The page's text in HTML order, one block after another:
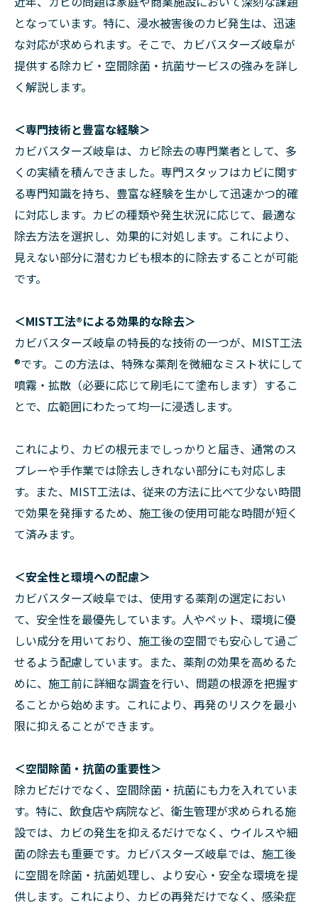
となっています。特に、浸水被害後のカビ発生は、迅速
な対応が求められます。そこで、カビバスターズ岐阜が
提供する除カビ・空間除菌・抗菌サービスの強みを詳し
く解説します。
＜専門技術と豊富な経験＞
カビバスターズ岐阜は、カビ除去の専門業者として、多
くの実績を積んできました。専門スタッフはカビに関す
る専門知識を持ち、豊富な経験を生かして迅速かつ的確
に対応します。カビの種類や発生状況に応じて、最適な
除去方法を選択し、効果的に対処します。これにより、
見えない部分に潜むカビも根本的に除去することが可能
です。
＜MIST工法®による効果的な除去＞
カビバスターズ岐阜の特長的な技術の一つが、MIST工法
®です。この方法は、特殊な薬剤を微細なミスト状にして
噴霧・拡散（必要に応じて刷毛にて塗布します）するこ
とで、広範囲にわたって均一に浸透します。
これにより、カビの根元までしっかりと届き、通常のス
プレーや手作業では除去しきれない部分にも対応しま
す。また、MIST工法は、従来の方法に比べて少ない時間
で効果を発揮するため、施工後の使用可能な時間が短く
て済みます。
＜安全性と環境への配慮＞
カビバスターズ岐阜では、使用する薬剤の選定におい
て、安全性を最優先しています。人やペット、環境に優
しい成分を用いており、施工後の空間でも安心して過ご
せるよう配慮しています。また、薬剤の効果を高めるた
めに、施工前に詳細な調査を行い、問題の根源を把握す
ることから始めます。これにより、再発のリスクを最小
限に抑えることができます。
＜空間除菌・抗菌の重要性＞
除カビだけでなく、空間除菌・抗菌にも力を入れていま
す。特に、飲食店や病院など、衛生管理が求められる施
設では、カビの発生を抑えるだけでなく、ウイルスや細
菌の除去も重要です。カビバスターズ岐阜では、施工後
に空間を除菌・抗菌処理し、より安心・安全な環境を提
供します。これにより、カビの再発だけでなく、感染症